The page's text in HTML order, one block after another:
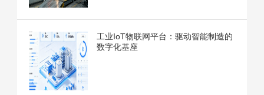
工业IoT物联网平台：驱动智能制造的
数字化基座